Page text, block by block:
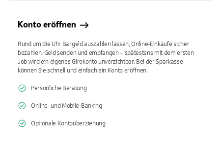
Konto eröffnen
Rund um die Uhr Bargeld auszahlen lassen, Online-Einkäufe sicher
bezahlen, Geld senden und empfangen – spätestens mit dem ersten
Job wird ein eigenes Girokonto unverzichtbar. Bei der Sparkasse
können Sie schnell und einfach ein Konto eröffnen.
Persönliche Beratung
Online- und Mobile-Banking
Optionale Kontoüberziehung